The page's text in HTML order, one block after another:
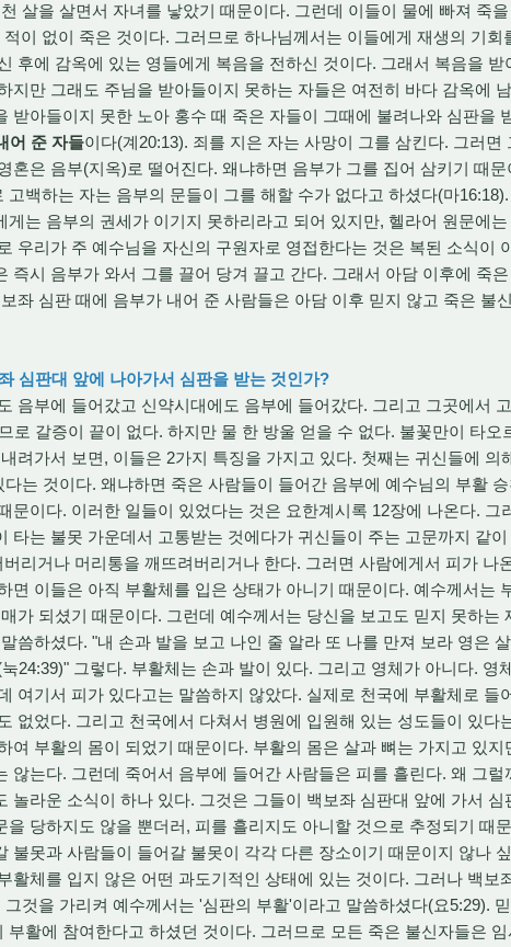
살을 살면서 자녀를 낳았기 때문이다. 그런데 이들이 물에 빠져 죽
이 없이 죽은 것이다. 그러므로 하나님께서는 이들에게 재생의 기회
후에 감옥에 있는 영들에게 복음을 전하신 것이다. 그래서 복음을 받
지만 그래도 주님을 받아들이지 못하는 자들은 여전히 바다 감옥에
받아들이지 못한 노아 홍수 때 죽은 자들이 그때에 불려나와 심판을
어 준 자들이다(계20:13). 죄를 지은 자는 사망이 그를 삼킨다. 그러면
혼은 음부(지옥)로 떨어진다. 왜냐하면 음부가 그를 집어 삼키기 때문
백하는 자는 음부의 문들이 그를 해할 수가 없다고 하셨다(마
는 음부의 권세가 이기지 못하리라고 되어 있지만, 헬라어 원문에
우리가 주 예수님을 자신의 구원자로 영접한다는 것은 복된 소식이
즉시 음부가 와서 그를 끌어 당겨 끌고 간다. 그래서 아담 이후에 죽
좌 심판 때에 음부가 내어 준 사람들은 아담 이후 믿지 않고 죽은 불
심판대 앞에 나아가서 심판을 받는 것인가?
음부에 들어갔고 신약시대에도 음부에 들어갔다. 그리고 그곳에서
로 갈증이 끝이 없다. 하지만 물 한 방울 얻을 수 없다. 불꽃만이 타오
려가서 보면, 이들은 2가지 특징을 가지고 있다. 첫째는 귀신들에 의
는 것이다. 왜냐하면 죽은 사람들이 들어간 음부에 예수님의 부활
문이다. 이러한 일들이 있었다는 것은 요한계시록 12장에 나온다. 그
타는 불못 가운데서 고통받는 것에다가 귀신들이 주는 고문까지 같
리거나 머리통을 깨뜨려버리거나 한다. 그러면 사람에게서 피가 나
면 이들은 아직 부활체를 입은 상태가 아니기 때문이다. 예수께서는
가 되셨기 때문이다. 그런데 예수께서는 당신을 보고도 믿지 못하는
씀하셨다. "내 손과 발을 보고 나인 줄 알라 또 나를 만져 보라 영은
24:39)" 그렇다. 부활체는 손과 발이 있다. 그리고 영체가 아니다. 영
여기서 피가 있다고는 말씀하지 않았다. 실제로 천국에 부활체로 들
없었다. 그리고 천국에서 다쳐서 병원에 입원해 있는 성도들이 있다
여 부활의 몸이 되었기 때문이다. 부활의 몸은 살과 뼈는 가지고 있지
않는다. 그런데 죽어서 음부에 들어간 사람들은 피를 흘린다. 왜 그럴
놀라운 소식이 하나 있다. 그것은 그들이 백보좌 심판대 앞에 가서 심
당하지도 않을 뿐더러, 피를 흘리지도 아니할 것으로 추정되기 때
불못과 사람들이 들어갈 불못이 각각 다른 장소이기 때문이지 않나
활체를 입지 않은 어떤 과도기적인 상태에 있는 것이다. 그러나 백보
것을 가리켜 예수께서는 '심판의 부활'이라고 말씀하셨다(요5:29).
활에 참여한다고 하셨던 것이다. 그러므로 모든 죽은 불신자들은